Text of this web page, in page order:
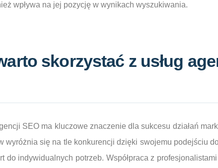
wpływa na jej pozycję w wynikach wyszukiwania.
skorzystać z usług
SEO ma kluczowe znaczenie dla sukcesu działań
wyróżnia się na tle konkurencji dzięki swojemu podejściu
do indywidualnych potrzeb. Współpraca z